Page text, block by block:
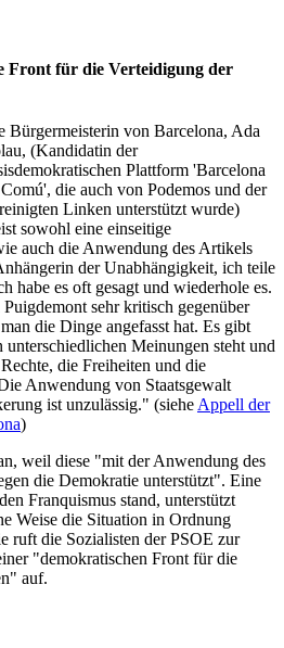
Front für die Verteidigung der
Bürgermeisterin von Barcelona, Ada
(Kandidatin der
Plattform 'Barcelona
die auch von Podemos und der
Linken unterstützt wurde)
sowohl eine einseitige
auch die Anwendung des Artikels
der Unabhängigkeit, ich teile
habe es oft gesagt und wiederhole es.
sehr kritisch gegenüber
die Dinge angefasst hat. Es gibt
unterschiedlichen Meinungen steht und
die Freiheiten und die
Anwendung von Staatsgewalt
ist unzulässig." (siehe Appell der
)
weil diese "mit der Anwendung des
die Demokratie unterstützt". Eine
Franquismus stand, unterstützt
Weise die Situation in Ordnung
ruft die Sozialisten der PSOE zur
"demokratischen Front für die
auf.